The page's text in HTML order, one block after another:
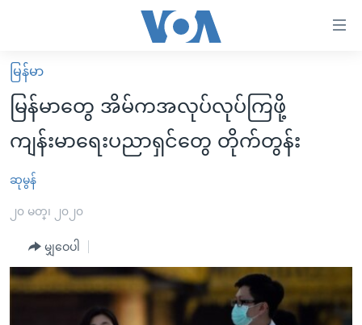
လွယ်ကူ
စေ
သည့်
Link
များ
ပင်မ
ကျော်
မူလစာမျက်နှာ
မြန်မာ
ကမ္ဘာ့သတင်းများ
နိုင်ငံတကာ
အစ္စရေး-ပါလက်စတိုင်း
ဗွီဒီယို
အင်္ဂလိပ်စာလေ့လာမယ်
အမေရိကန်သုံးအီဒီယံ
မကြေးမုံရဲ့ အင်္ဂလိပ်စာ
အပတ်စဉ်ကဏ္ဍများ
ရေဒီယိုနှင့်ရုပ်သံ အချက်အလက်များ
မြန်မာ
မြန်မာတွေ အိမ်ကအလုပ်လုပ်ကြဖို့
ကျန်းမာရေးပညာရှင်တွေ တိုက်တွန်း
ဆုမွန်
၂၀ မတ္၊ ၂၀၂၀
မျှဝေပါ